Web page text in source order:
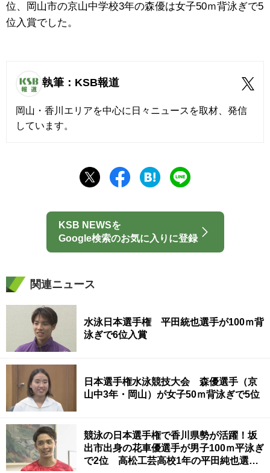
位、岡山市の京山中学校3年の森優は女子50ｍ背泳ぎで5
位入賞でした。
執筆：KSB報道
岡山・香川エリアを中心に日々ニュースを取材、発信
しています。
KSB NEWSを
Google検索のお気に入りに登録
関連ニュース
水泳日本選手権 平田統也選手が100ｍ背
泳ぎで6位入賞
日本選手権水泳競技大会 森優選手（京
山中3年・岡山）が女子50ｍ背泳ぎで5位
競泳の日本選手権で香川県勢が活躍！坂
出市出身の花車優選手が男子100ｍ平泳ぎ
で2位 高松工芸高校1年の平田純也選手